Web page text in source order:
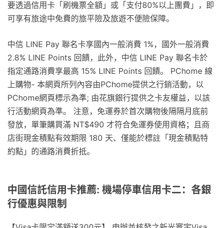
要透過信用卡「刷機票全額」或「支付80%以上團費」，即
可享有旅途中免費的旅平險及旅遊不便險保障。
中信 LINE Pay 聯名卡享國內一般消費 1%，國外一般消費
2.8% LINE Points 回饋，此外，中信 LINE Pay 聯名卡於
指定通路消費享最高 15% LINE Points 回饋。 PChome 線
上購物- 本網頁所列內容由PChome提供之行銷活動，以
PChome網頁標示為準; 由花旗銀行提供之卡友權益，以該
行活動網頁為準。 注意，免運券於首次購物後隔隔月底前
發放，單筆購買滿 NT$490 才符合免運券使用資格；且商
店街現金積點有效期限 180 天、僅能於標註「現金積點特
約點」的通路消費折抵。
中國信託信用卡推薦: 機場停車信用卡二：各銀
行優惠與限制